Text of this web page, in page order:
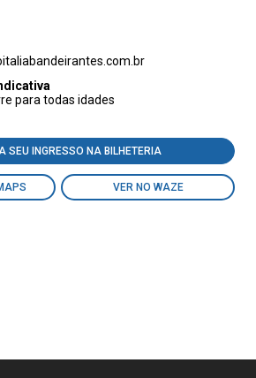
para todas idades
SEU INGRESSO NA BILHETERIA
VER NO WAZE